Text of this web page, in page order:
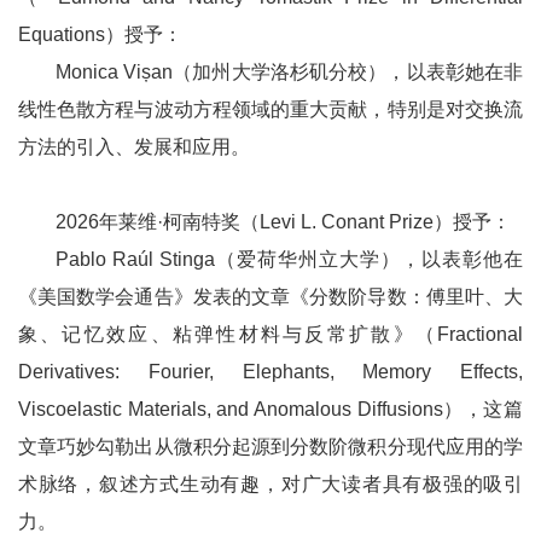
Equations）授予：
Monica Vișan（加州大学洛杉矶分校），以表彰她在非
线性色散方程与波动方程领域的重大贡献，特别是对交换流
方法的引入、发展和应用。
2026年莱维·柯南特奖（Levi L. Conant Prize）授予：
Pablo Raúl Stinga（爱荷华州立大学），以表彰他在
《美国数学会通告》发表的文章《分数阶导数：傅里叶、大
象、记忆效应、粘弹性材料与反常扩散》（Fractional
Derivatives: Fourier, Elephants, Memory Effects,
Viscoelastic Materials, and Anomalous Diffusions），这篇
文章巧妙勾勒出从微积分起源到分数阶微积分现代应用的学
术脉络，叙述方式生动有趣，对广大读者具有极强的吸引
力。